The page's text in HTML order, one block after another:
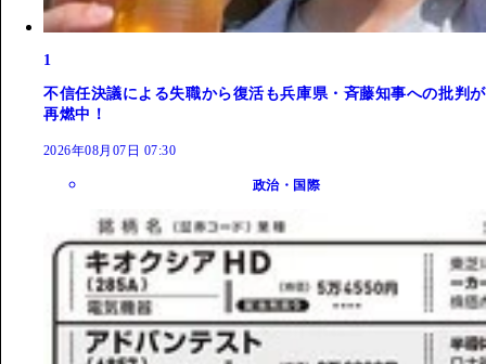
1
不信任決議による失職から復活も兵庫県・斉藤知事への批判が
再燃中！
2026年08月07日 07:30
政治・国際